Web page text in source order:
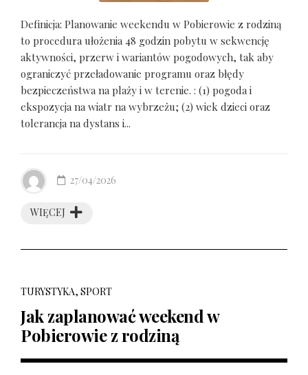
Definicja: Planowanie weekendu w Pobierowie z rodziną
to procedura ułożenia 48 godzin pobytu w sekwencję
aktywności, przerw i wariantów pogodowych, tak aby
ograniczyć przeładowanie programu oraz błędy
bezpieczeństwa na plaży i w terenie. : (1) pogoda i
ekspozycja na wiatr na wybrzeżu; (2) wiek dzieci oraz
tolerancja na dystans i...
WIĘCEJ
27/04/2026
TURYSTYKA, SPORT
Jak zaplanować weekend w
Pobierowie z rodziną